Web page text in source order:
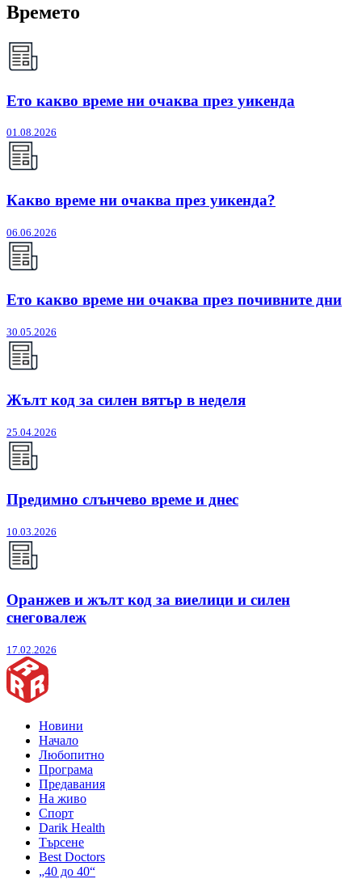
Времето
Ето какво време ни очаква през уикенда
01.08.2026
Какво време ни очаква през уикенда?
06.06.2026
Ето какво време ни очаква през почивните дни
30.05.2026
Жълт код за силен вятър в неделя
25.04.2026
Предимно слънчево време и днес
10.03.2026
Оранжев и жълт код за виелици и силен
снеговалеж
17.02.2026
Новини
Начало
Любопитно
Програма
Предавания
На живо
Спорт
Darik Health
Търсене
Best Doctors
„40 до 40“